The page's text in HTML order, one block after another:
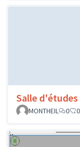
Salle
MONTHEIL
0 0